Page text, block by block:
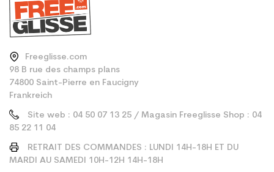
Freeglisse.com
98 B rue des champs plans
74800 Saint-Pierre en Faucigny
Frankreich
Site web : 04 50 07 13 25 / Magasin Freeglisse Shop : 04
85 22 11 04
RETRAIT DES COMMANDES : LUNDI 14H-18H ET DU
MARDI AU SAMEDI 10H-12H 14H-18H